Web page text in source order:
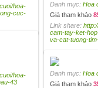
hoa-
cuc-
Danh mục: Hoa
Giá tham khảo
Link share:
cam-tay-ket-
va-cat-tuong-
hoa-
43
Danh mục: Hoa
Giá tham khảo